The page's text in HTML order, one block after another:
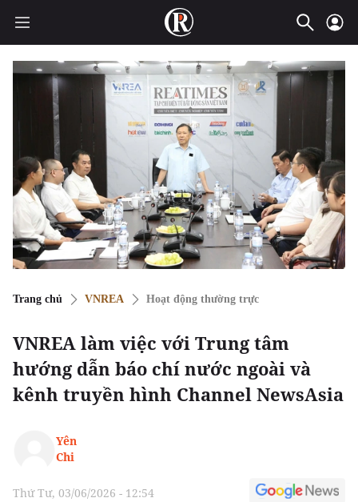
Trang chủ VNREA Hoạt động thường trực
VNREA làm việc với Trung tâm
hướng dẫn báo chí nước ngoài và
kênh truyền hình Channel NewsAsia
Yên
Chi
Thứ Tư, 03/06/2026 - 12:54